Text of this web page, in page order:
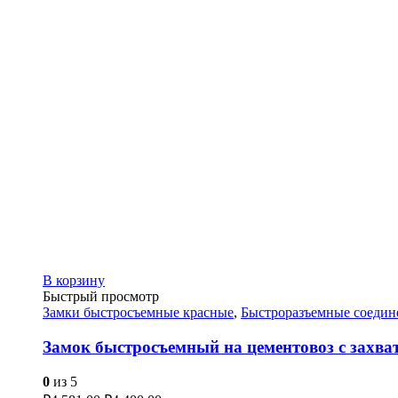
В корзину
Быстрый просмотр
Замки быстросъемные красные, Быстроразъемные
Замок быстросъемный на цементовоз с
0 из 5